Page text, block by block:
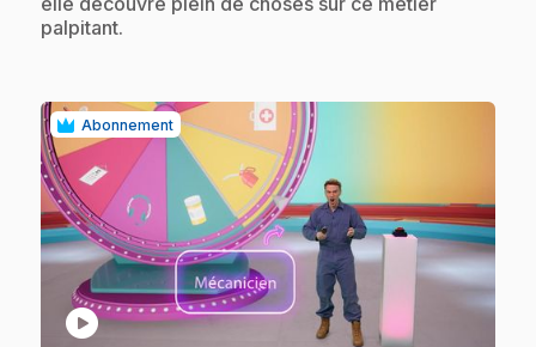
palpitant.
Abonnement
play_circle